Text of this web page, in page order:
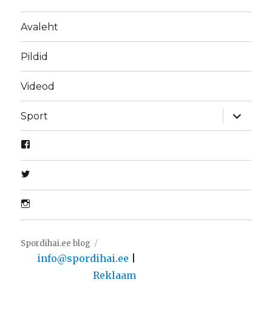
Avaleht
Pildid
Videod
Sport
laienda
Spordihai.ee blog
info@spordihai.ee
Reklaam